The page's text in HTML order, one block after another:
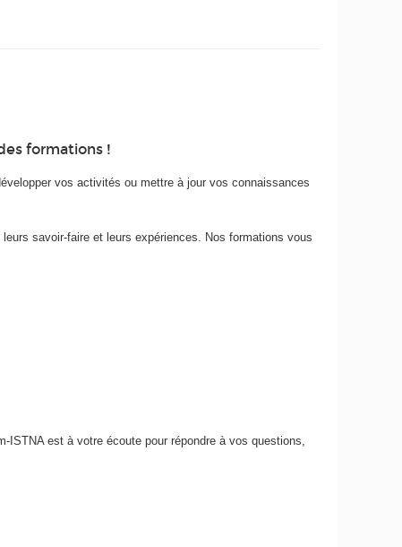
formations !
vos activités ou mettre à jour vos connaissances
savoir-faire et leurs expériences. Nos formations vous
est à votre écoute pour répondre à vos questions,